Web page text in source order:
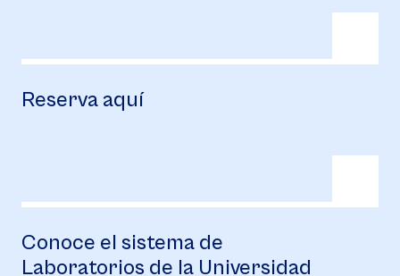
Reserva aquí
Conoce el sistema de
Laboratorios de la Universidad